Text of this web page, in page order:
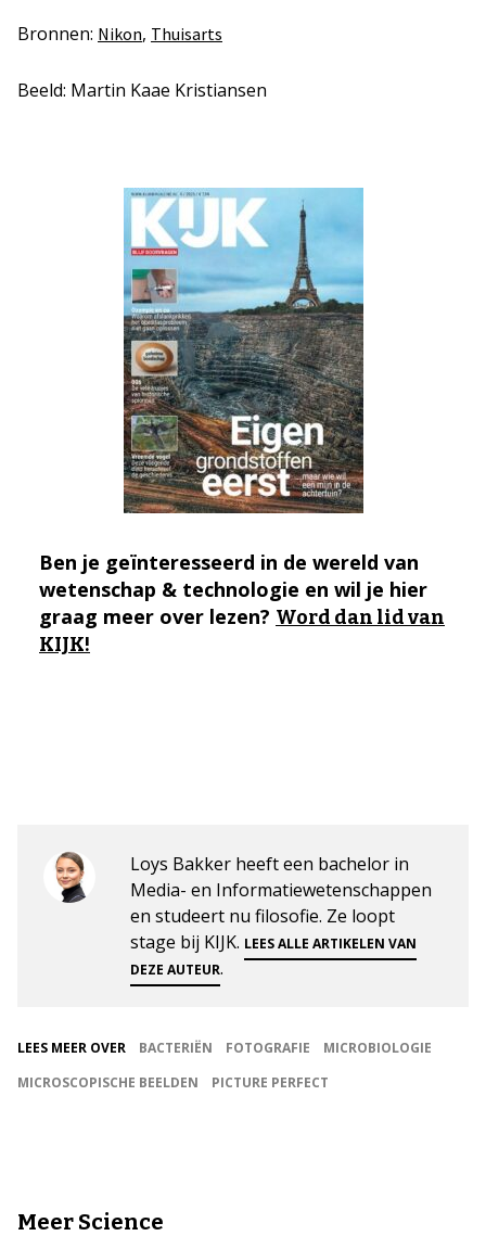
Bronnen: Nikon, Thuisarts
Beeld: Martin Kaae Kristiansen
Ben je geïnteresseerd in de wereld van
wetenschap & technologie en wil je hier
graag meer over lezen? Word dan lid van
KIJK!
Loys Bakker heeft een bachelor in
Media- en Informatiewetenschappen
en studeert nu filosofie. Ze loopt
stage bij KIJK. LEES ALLE ARTIKELEN VAN
DEZE AUTEUR.
LEES MEER OVER BACTERIËN FOTOGRAFIE
MICROBIOLOGIE
MICROSCOPISCHE BEELDEN
PICTURE PERFECT
Meer Science